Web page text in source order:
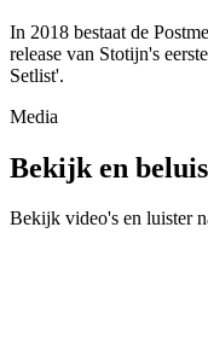
In 2018 bestaat de
release van Stotijn's
Setlist'.
Media
Bekijk en
Bekijk video's en luister